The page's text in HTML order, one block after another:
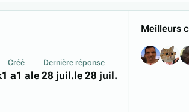
Créé
1 a1 a
Dernière réponse
le 28 juil.le 28 juil.
Meilleurs